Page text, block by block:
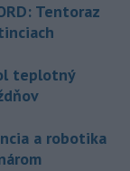
Tentoraz
teplotný
a robotika